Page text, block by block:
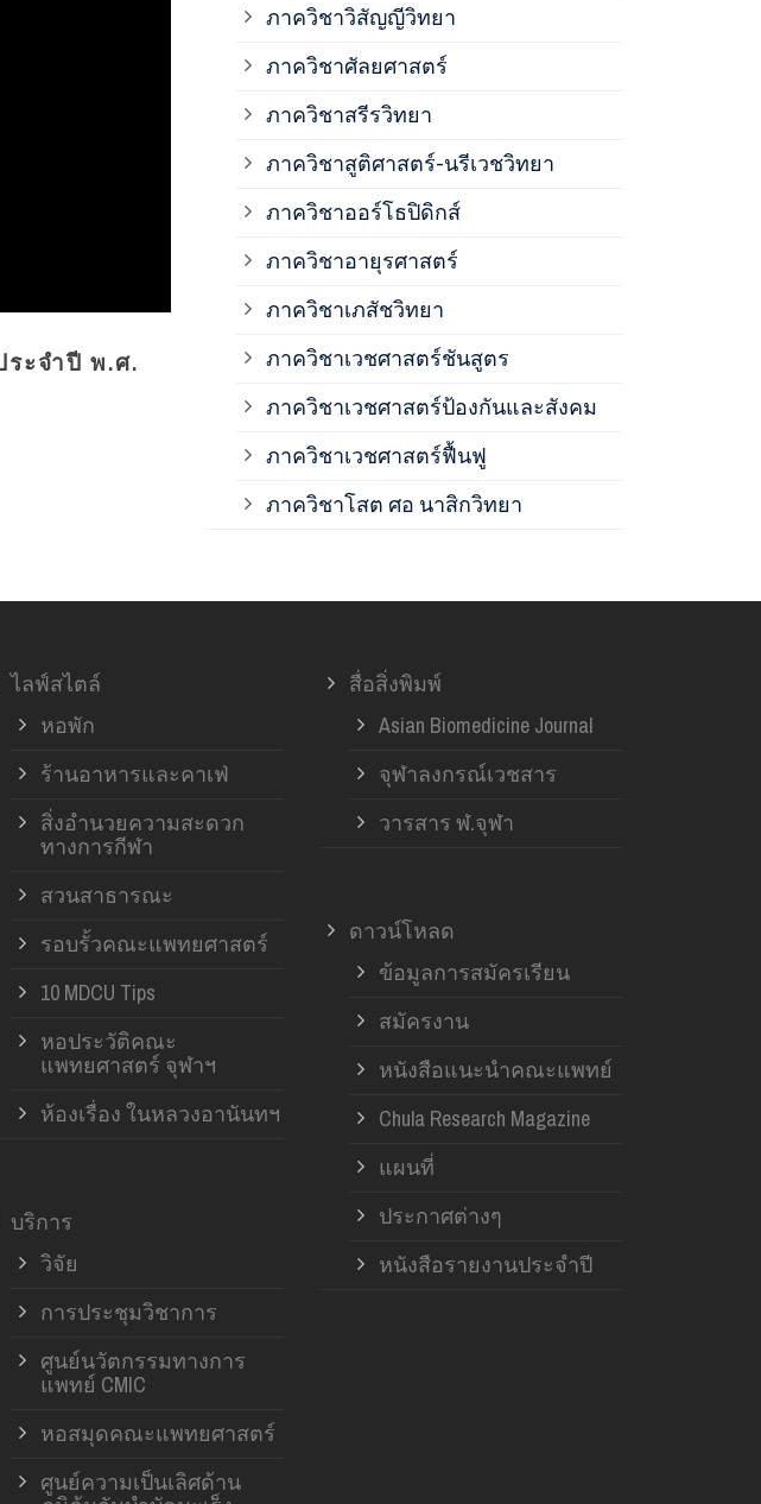
ะจำปี พ.ศ.
ภาควิชาวิสัญญีวิทยา
ภาควิชาศัลยศาสตร์
ภาควิชาสรีรวิทยา
ภาควิชาสูติศาสตร์-นรีเวชวิทยา
ภาควิชาออร์โธปิดิกส์
ภาควิชาอายุรศาสตร์
ภาควิชาเภสัชวิทยา
ภาควิชาเวชศาสตร์ชันสูตร
ภาควิชาเวชศาสตร์ป้องกันและสังคม
ภาควิชาเวชศาสตร์ฟื้นฟู
ภาควิชาโสต ศอ นาสิกวิทยา
ไลฟ์สไตล์
หอพัก
ร้านอาหารและคาเฟ่
สิ่งอำนวยความสะดวก
ทางการกีฬา
สวนสาธารณะ
รอบรั้วคณะแพทยศาสตร์
10 MDCU Tips
หอประวัติคณะ
แพทยศาสตร์ จุฬาฯ
ห้องเรื่อง ในหลวงอานันทฯ
บริการ
วิจัย
การประชุมวิชาการ
ศูนย์นวัตกรรมทางการ
แพทย์ CMIC
หอสมุดคณะแพทยศาสตร์
ศูนย์ความเป็นเลิศด้าน
สื่อสิ่งพิมพ์
Asian Biomedicine Journal
จุฬาลงกรณ์เวชสาร
วารสาร ฬ.จุฬา
ดาวน์โหลด
ข้อมูลการสมัครเรียน
สมัครงาน
หนังสือแนะนำคณะแพทย์
Chula Research Magazine
แผนที่
ประกาศต่างๆ
หนังสือรายงานประจำปี